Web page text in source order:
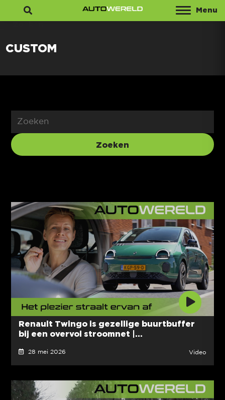
Menu
CUSTOM
Renault Twingo is gezellige buurtbuffer
bij een overvol stroomnet |...
28 mei 2026 Video